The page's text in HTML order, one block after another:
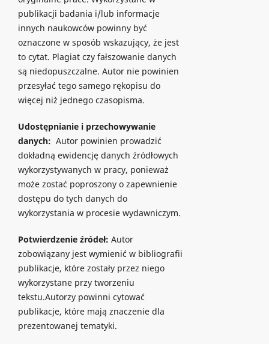
publikacji badania i/lub informacje
innych naukowców powinny być
oznaczone w sposób wskazujący, że jest
to cytat. Plagiat czy fałszowanie danych
są niedopuszczalne. Autor nie powinien
przesyłać tego samego rękopisu do
więcej niż jednego czasopisma.
Udostępnianie i przechowywanie
danych: Autor powinien prowadzić
dokładną ewidencję danych źródłowych
wykorzystywanych w pracy, ponieważ
może zostać poproszony o zapewnienie
dostępu do tych danych do
wykorzystania w procesie wydawniczym.
Potwierdzenie źródeł: Autor
zobowiązany jest wymienić w bibliografii
publikacje, które zostały przez niego
wykorzystane przy tworzeniu
tekstu.Autorzy powinni cytować
publikacje, które mają znaczenie dla
prezentowanej tematyki.